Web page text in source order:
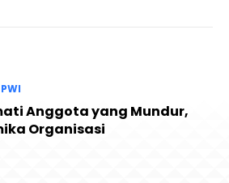
Anggota yang Mundur,
Organisasi